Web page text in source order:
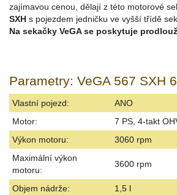
zajímavou cenou, dělají z této motorové
SXH s pojezdem jedničku ve vyšší třídě
Na sekačky VeGA se poskytuje
Parametry: VeGA 567 SXH
Vlastní pojezd:
ANO
Motor:
7 PS, 4-takt
Výkon motoru:
3060 rpm
Maximální výkon
motoru:
3600 rpm
Objem nádrže:
1,5 l